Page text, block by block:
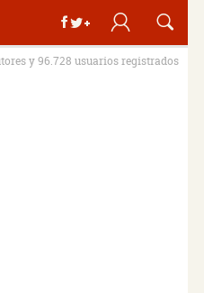
y 96.728 usuarios registrados